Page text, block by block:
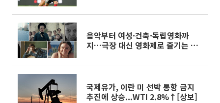
음악부터 여성·건축·독립영화까
지…극장 대신 영화제로 즐기는 스
국제유가, 이란 미 선박 통항 금지
추진에 상승...WTI 2.8%↑[상보]